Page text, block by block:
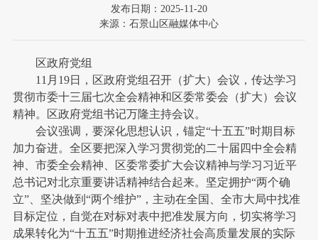
发布日期：2025-11-20
来源：石景山区融媒体中心
区政府党组
11月19日，区政府党组召开（扩大）会议，传达学习
贯彻市委十三届七次全会精神和区委常委会（扩大）会议
精神。区政府党组书记万隆主持会议。
会议强调，要深化思想认识，锚定“十五五”时期目标
加力奋进。全区要把深入学习贯彻党的二十届四中全会精
神、市委全会精神、区委常委扩大会议精神与学习习近平
总书记对北京重要讲话精神结合起来。坚定拥护“两个确
立”、坚决做到“两个维护”，主动在全国、全市大局中找准
目标定位，自觉在对标对表中把准发展方向，切实将学习
成果转化为“十五五”时期推进经济社会高质量发展的实际